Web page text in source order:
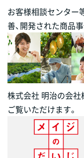
お客様相談センター
善、開発された商品
株式会社 明治の会社
ご覧いただけます。